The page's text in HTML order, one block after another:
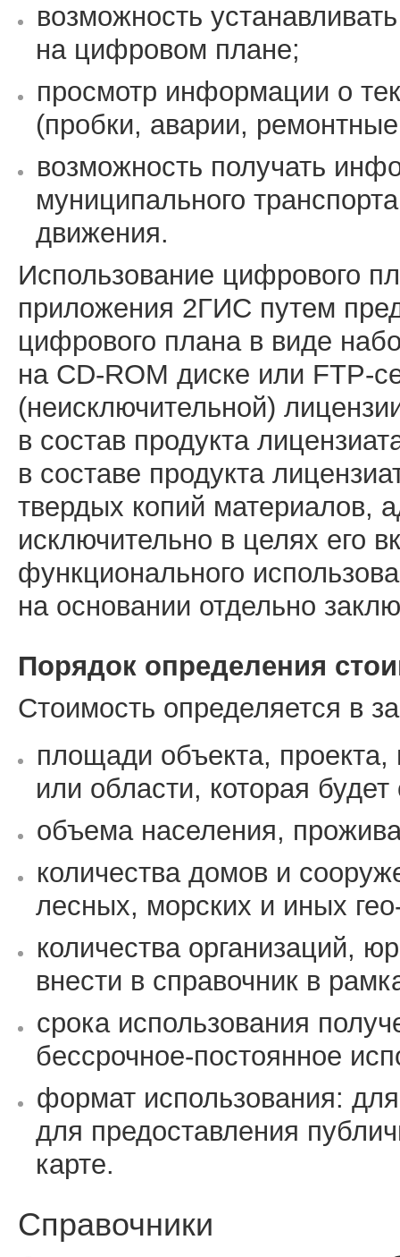
возможность
на цифровом плане;
просмотр информации о
(пробки, аварии,
возможность получать
муниципального
движения.
Использование цифрового
приложения 2ГИС путем
цифрового плана в виде
на CD-ROM диске или FTP-
(неисключительной)
в состав продукта
в составе продукта
твердых копий материалов,
исключительно в целях его
функционального
на основании отдельно
Порядок определения
Стоимость определяется в
площади объекта, проекта,
или области, которая
объема населения,
количества домов и
лесных, морских и иных
количества организаций,
внести в справочник в
срока использования
бессрочное-постоянное
формат использования:
для предоставления
карте.
Справочники